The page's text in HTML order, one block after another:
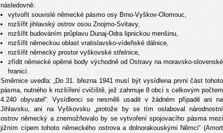
následovně:
vytvořit souvislé německé pásmo osy Brno-Vyškov-Olomouc,
rozšířit jihlavský ostrov osou Znojmo-Svitavy,
rozšířit budováním průplavu Dunaj-Odra lipnickou menšinu,
rozšířit německou oblast vratislavsko-vídeňské dálnice,
rozšířit německý prostor vyškovské střelnice,
zřídit německé opěrné body východně od Ostravy na moravsko-slovenské
hranici.
Směrnice uvedla: „Do 31. března 1941 musí být vysídlena první část tohoto
pásma, nutného k rozšíření cvičiště, jež zahrnuje 8 obcí s celkovým počtem
4.240 obyvatel“. Vysídlenci se nesměli usadit v žádném případě ani na
Jihlavsku, ani na Vyškovsku „protože by se tím oslaboval národnostní
ostrov německý a znemožňovalo by se vytvoření spojovacího pásma mezi
jižním cípem tohoto německého ostrova a dolnorakouskými Němci“ (Amort